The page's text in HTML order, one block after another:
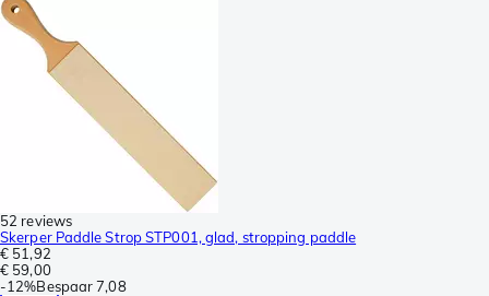
52 reviews
Skerper Paddle Strop STP001, glad, stropping paddle
€ 51,92
€ 59,00
-12%Bespaar 7,08